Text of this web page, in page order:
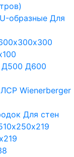
U-образные Для
Д500 Д600
ЛСР Wienerberger
Для стен